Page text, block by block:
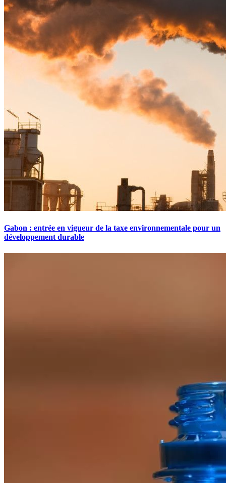
Gabon : entrée en vigueur de la taxe environnementale pour un
développement durable